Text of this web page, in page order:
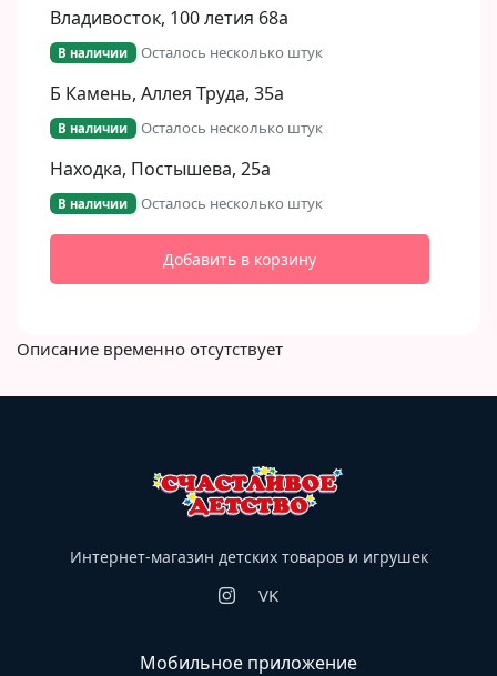
Владивосток, 100 летия 68а
В наличии Осталось несколько штук
Б Камень, Аллея Труда, 35а
В наличии Осталось несколько штук
Находка, Постышева, 25а
В наличии Осталось несколько штук
Добавить в корзину
Описание временно отсутствует
Интернет-магазин детских товаров и игрушек
VK
Мобильное приложение